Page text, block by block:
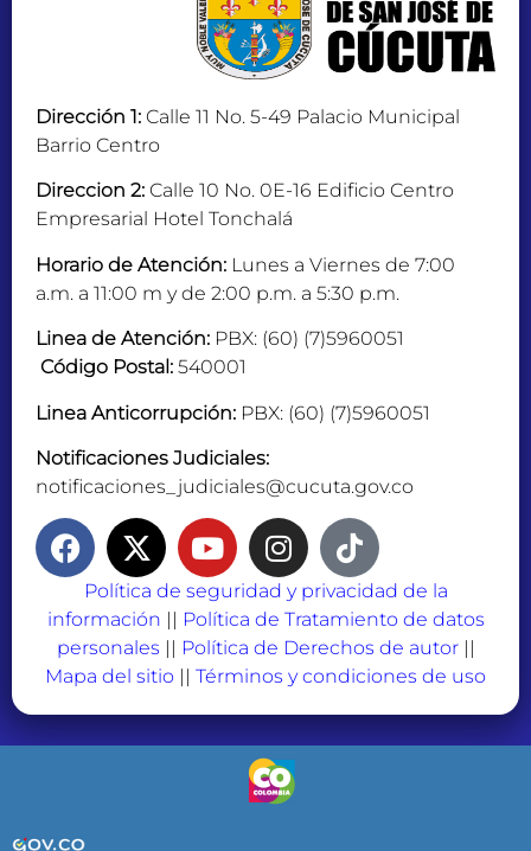
Dirección 1: Calle 11 No. 5-49 Palacio Municipal
Barrio Centro
Direccion 2: Calle 10 No. 0E-16 Edificio Centro
Empresarial Hotel Tonchalá
Horario de Atención: Lunes a Viernes de 7:00
a.m. a 11:00 m y de 2:00 p.m. a 5:30 p.m.
Linea de Atención: PBX: (60) (7)5960051
Código Postal: 540001
Linea Anticorrupción: PBX: (60) (7)5960051
Notificaciones Judiciales:
notificaciones_judiciales@cucuta.gov.co
Política de seguridad y privacidad de la
información
Política de Tratamiento de datos
personales
Política de Derechos de autor||
Mapa del sitio
Términos y condiciones de uso